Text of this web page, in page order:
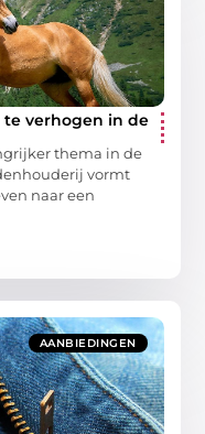
verhogen in de
thema in de
vormt
naar een
AANBIEDINGEN